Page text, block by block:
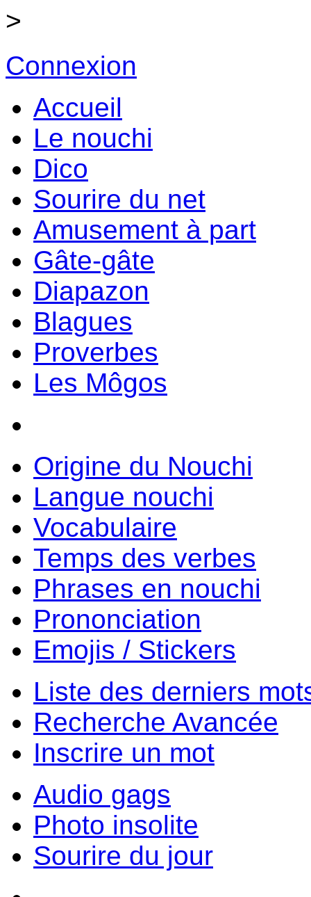
>
Connexion
Accueil
Le nouchi
Dico
Sourire du net
Amusement à part
Gâte-gâte
Diapazon
Blagues
Proverbes
Les Môgos
Origine du Nouchi
Langue nouchi
Vocabulaire
Temps des verbes
Phrases en nouchi
Prononciation
Emojis / Stickers
Liste des derniers
Recherche Avancée
Inscrire un mot
Audio gags
Photo insolite
Sourire du jour